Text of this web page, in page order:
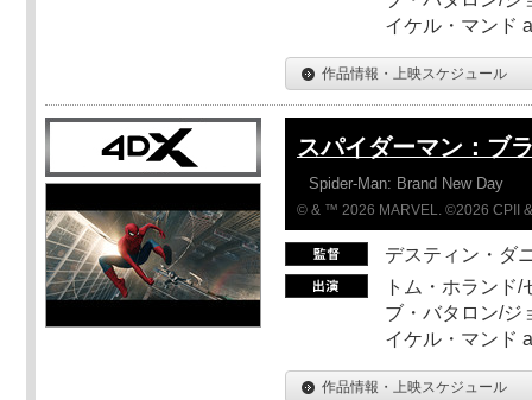
イケル・マンド
作品情報・上映スケジュール
スパイダーマン：ブ
Spider-Man: Brand New Day
© & ™ 2026 MARVEL. ©2026 CPII
デスティン・ダ
トム・ホランド
ブ・バタロン/ジ
イケル・マンド
作品情報・上映スケジュール